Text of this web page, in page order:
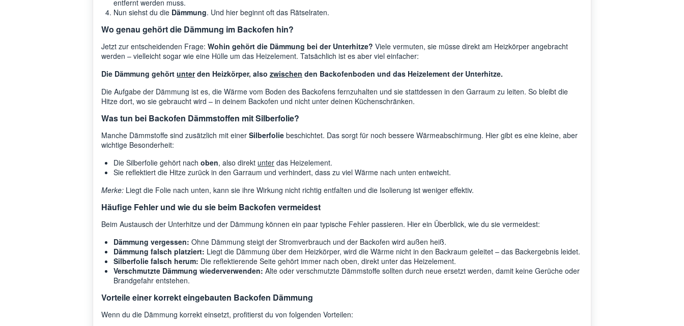
entfernt werden muss.
Nun siehst du die Dämmung. Und hier beginnt oft das Rätselraten.
Wo genau gehört die Dämmung im Backofen hin?
Jetzt zur entscheidenden Frage: Wohin gehört die Dämmung bei der Unterhitze? Viele vermuten, sie müsse direkt am Heizkörper angebracht
werden – vielleicht sogar wie eine Hülle um das Heizelement. Tatsächlich ist es aber viel einfacher:
Die Dämmung gehört unterden Heizkörper, also zwischen den Backofenboden und das Heizelement der Unterhitze.
Die Aufgabe der Dämmung ist es, die Wärme vom Boden des Backofens fernzuhalten und sie stattdessen in den Garraum zu leiten. So bleibt die
Hitze dort, wo sie gebraucht wird – in deinem Backofen und nicht unter deinen Küchenschränken.
Was tun bei Backofen Dämmstoffen mit Silberfolie?
Manche Dämmstoffe sind zusätzlich mit einer Silberfolie beschichtet. Das sorgt für noch bessere Wärmeabschirmung. Hier gibt es eine kleine, aber
wichtige Besonderheit:
Die Silberfolie gehört nach oben, also direkt unter das Heizelement.
Sie reflektiert die Hitze zurück in den Garraum und verhindert, dass zu viel Wärme nach unten entweicht.
Merke: Liegt die Folie nach unten, kann sie ihre Wirkung nicht richtig entfalten und die Isolierung ist weniger effektiv.
Häufige Fehler und wie du sie beim Backofen vermeidest
Beim Austausch der Unterhitze und der Dämmung können ein paar typische Fehler passieren. Hier ein Überblick, wie du sie vermeidest:
Dämmung vergessen: Ohne Dämmung steigt der Stromverbrauch und der Backofen wird außen heiß.
Dämmung falsch platziert: Liegt die Dämmung über dem Heizkörper, wird die Wärme nicht in den Backraum geleitet – das Backergebnis leidet.
Silberfolie falsch herum: Die reflektierende Seite gehört immer nach oben, direkt unter das Heizelement.
Verschmutzte Dämmung wiederverwenden: Alte oder verschmutzte Dämmstoffe sollten durch neue ersetzt werden, damit keine Gerüche oder
Brandgefahr entstehen.
Vorteile einer korrekt eingebauten Backofen Dämmung
Wenn du die Dämmung korrekt einsetzt, profitierst du von folgenden Vorteilen: